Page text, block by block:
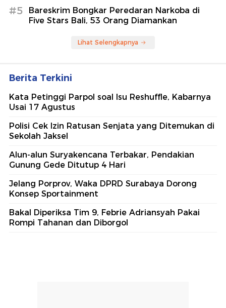
#5
Bareskrim Bongkar Peredaran Narkoba di
Five Stars Bali, 53 Orang Diamankan
Lihat Selengkapnya
Berita Terkini
Kata Petinggi Parpol soal Isu Reshuffle, Kabarnya
Usai 17 Agustus
Polisi Cek Izin Ratusan Senjata yang Ditemukan di
Sekolah Jaksel
Alun-alun Suryakencana Terbakar, Pendakian
Gunung Gede Ditutup 4 Hari
Jelang Porprov, Waka DPRD Surabaya Dorong
Konsep Sportainment
Bakal Diperiksa Tim 9, Febrie Adriansyah Pakai
Rompi Tahanan dan Diborgol